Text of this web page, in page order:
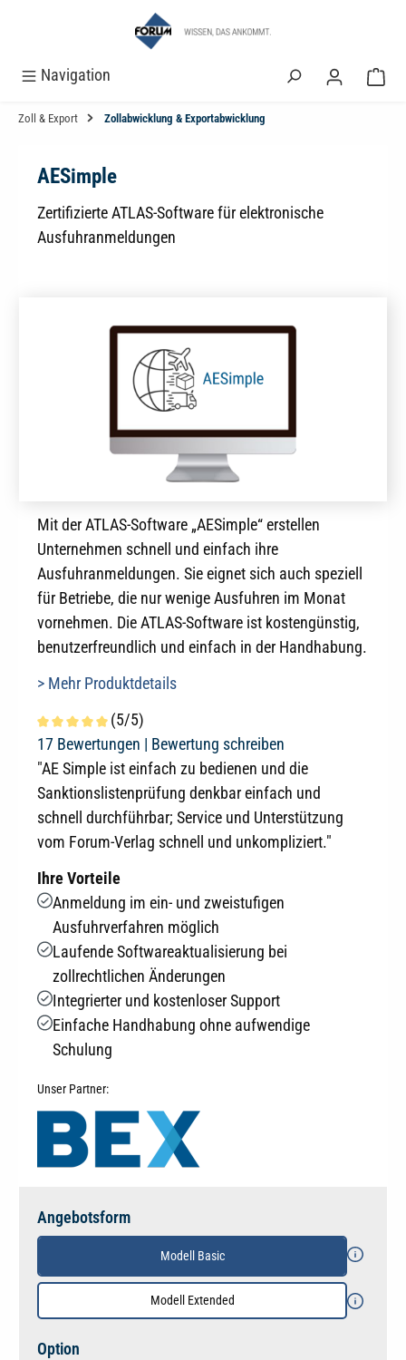
Navigation
Zoll & Export Zollabwicklung & Exportabwicklung
AESimple
Zertifizierte ATLAS-Software für elektronische
Ausfuhranmeldungen
Mit der ATLAS-Software „AESimple“ erstellen
Unternehmen schnell und einfach ihre
Ausfuhranmeldungen. Sie eignet sich auch speziell
für Betriebe, die nur wenige Ausfuhren im Monat
vornehmen. Die ATLAS-Software ist kostengünstig,
benutzerfreundlich und einfach in der Handhabung.
> Mehr Produktdetails
Durchschnittliche Bewertung von 5 von 5 Sternen
(5/5)
17 Bewertungen | Bewertung schreiben
"AE Simple ist einfach zu bedienen und die
Sanktionslistenprüfung denkbar einfach und
schnell durchführbar; Service und Unterstützung
vom Forum-Verlag schnell und unkompliziert."
Ihre Vorteile
Anmeldung im ein- und zweistufigen
Ausfuhrverfahren möglich
Laufende Softwareaktualisierung bei
zollrechtlichen Änderungen
Integrierter und kostenloser Support
Einfache Handhabung ohne aufwendige
Schulung
Unser Partner:
Angebotsform
Modell Basic
Modell Extended
Option